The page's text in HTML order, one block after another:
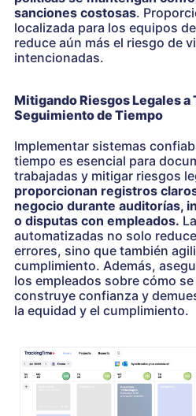
sanciones costosas.
localizada para los equipos
reduce aún más el riesgo de
intencionadas.
Mitigando Riesgos Legales a
Seguimiento de Tiempo
Implementar sistemas
tiempo es esencial para
trabajadas y mitigar riesgos
proporcionan registros
negocio durante auditorías,
o disputas con empleados.
automatizadas no solo
errores, sino que también
cumplimiento. Además,
los empleados sobre cómo
construye confianza y
la equidad y el cumplimiento.